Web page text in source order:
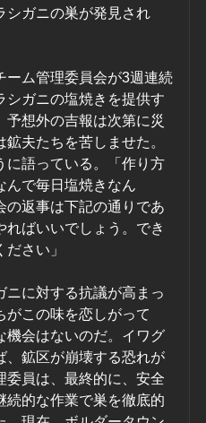
シガニの巣が発見され
ーム管理委員会が3週連続
シガニの塩焼きを提供す
予想外の吉報は次第に災
夫たちを苦しませた。
に語っている。「作り方
んで毎日塩焼きなん
の返事は下記の通りであ
ればいいでしょう。でき
さい」
ニに対する抗議が高まっ
がこの味を恋しがって
機会はないのだ。イワグ
、鉱区が崩壊する恐れが
委員は、最終的に、安全
続的な作業で巣を徹底的